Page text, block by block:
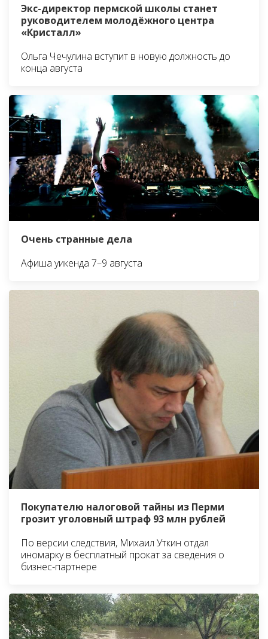
Экс-директор пермской школы станет
руководителем молодёжного центра
«Кристалл»
Ольга Чечулина вступит в новую должность до
конца августа
Очень странные дела
Афиша уикенда 7–9 августа
Покупателю налоговой тайны из Перми
грозит уголовный штраф 93 млн рублей
По версии следствия, Михаил Уткин отдал
иномарку в бесплатный прокат за сведения о
бизнес-партнере